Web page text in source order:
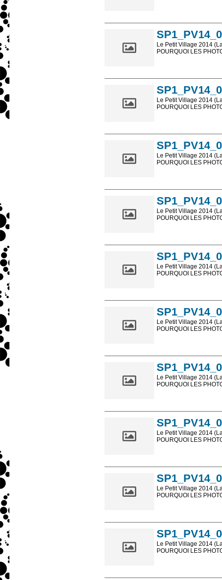
Le Petit Village 2014
POURQUOI LES
Le Petit Village 2014
POURQUOI LES
Le Petit Village 2014
POURQUOI LES
Le Petit Village 2014
POURQUOI LES
Le Petit Village 2014
POURQUOI LES
Le Petit Village 2014
POURQUOI LES
Le Petit Village 2014
POURQUOI LES
Le Petit Village 2014
POURQUOI LES
Le Petit Village 2014
POURQUOI LES
Le Petit Village 2014
POURQUOI LES